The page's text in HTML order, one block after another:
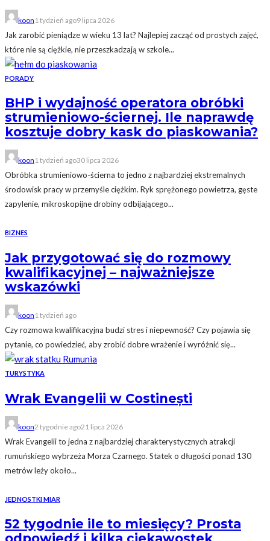
koon 1 tydzień ago9 lipca 2026
Jak zarobić pieniądze w wieku 13 lat? Najlepiej zacząć od prostych zajęć,
które nie są ciężkie, nie przeszkadzają w szkole...
PORADY
BHP i wydajność operatora obróbki
strumieniowo-ściernej. Ile naprawdę
kosztuje dobry kask do piaskowania?
koon 1 tydzień ago30 lipca 2026
Obróbka strumieniowo-ścierna to jedno z najbardziej ekstremalnych
środowisk pracy w przemyśle ciężkim. Ryk sprężonego powietrza, gęste
zapylenie, mikroskopijne drobiny odbijającego...
BIZNES
Jak przygotować się do rozmowy
kwalifikacyjnej – najważniejsze
wskazówki
koon 1 tydzień ago
Czy rozmowa kwalifikacyjna budzi stres i niepewność? Czy pojawia się
pytanie, co powiedzieć, aby zrobić dobre wrażenie i wyróżnić się...
TURYSTYKA
Wrak Evangelii w Costinești
koon2 tygodnie ago21 lipca 2026
Wrak Evangelii to jedna z najbardziej charakterystycznych atrakcji
rumuńskiego wybrzeża Morza Czarnego. Statek o długości ponad 130
metrów leży około...
JEDNOSTKI MIAR
52 tygodnie ile to miesięcy? Prosta